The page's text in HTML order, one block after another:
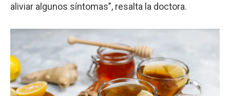
aliviar algunos síntomas”, resalta la doctora.